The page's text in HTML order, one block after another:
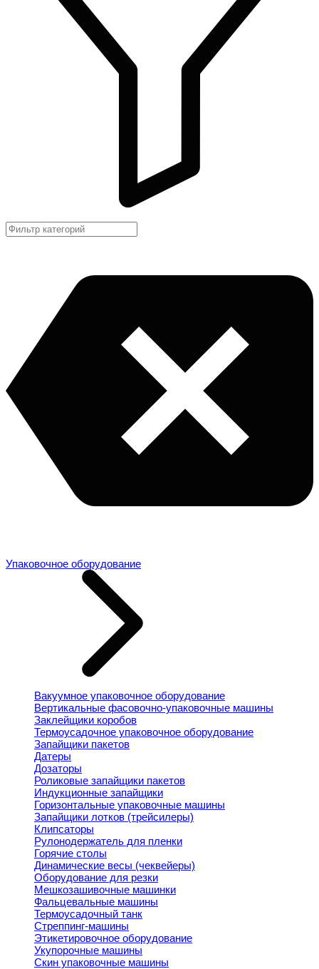
Упаковочное оборудование
Вакуумное упаковочное оборудование
Вертикальные фасовочно-упаковочные машины
Заклейщики коробов
Термоусадочное упаковочное оборудование
Запайщики пакетов
Датеры
Дозаторы
Роликовые запайщики пакетов
Индукционные запайщики
Горизонтальные упаковочные машины
Запайщики лотков (трейсилеры)
Клипсаторы
Рулонодержатель для пленки
Горячие столы
Динамические весы (чеквейеры)
Оборудование для резки
Мешкозашивочные машинки
Фальцевальные машины
Термоусадочный танк
Стреппинг-машины
Этикетировочное оборудование
Укупорочные машины
Скин упаковочные машины